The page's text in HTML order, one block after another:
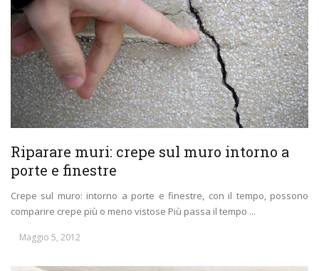
Riparare muri: crepe sul muro intorno a
porte e finestre
Crepe sul muro: intorno a porte e finestre, con il tempo, possono
comparire crepe più o meno vistose Più passa il tempo ...
Maggio 5, 2012